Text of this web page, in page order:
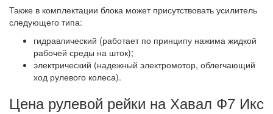
Также в комплектации блока может присутствовать усилитель
следующего типа:
гидравлический (работает по принципу нажима жидкой
рабочей среды на шток);
электрический (надежный электромотор, облегчающий
ход рулевого колеса).
Цена рулевой рейки на Хавал Ф7 Икс